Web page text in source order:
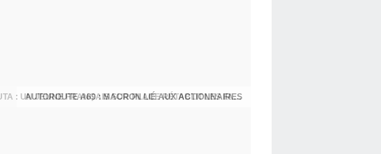
AUTOROUTE A69 : MACRON LIÉ AUX ACTIONNAIRES
CRISE MIGRATOIRE À CEUTA : UN JEUNE FRANÇAIS SUR PLACE RÉTABLIT LES FAITS ! - RAPHAËL AYMA